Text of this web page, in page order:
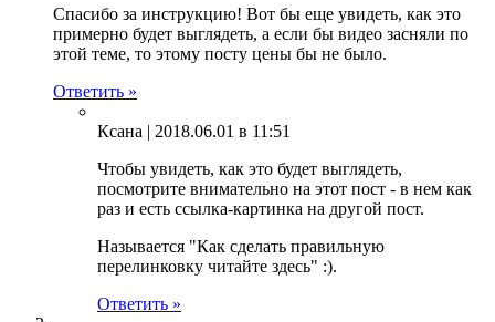
Спасибо за инструкцию! Вот бы еще увидеть, как это
примерно будет выглядеть, а если бы видео засняли по
этой теме, то этому посту цены бы не было.
Ответить »
Ксана | 2018.06.01 в 11:51
Чтобы увидеть, как это будет выглядеть,
посмотрите внимательно на этот пост - в нем как
раз и есть ссылка-картинка на другой пост.
Называется "Как сделать правильную
перелинковку читайте здесь" :).
Ответить »